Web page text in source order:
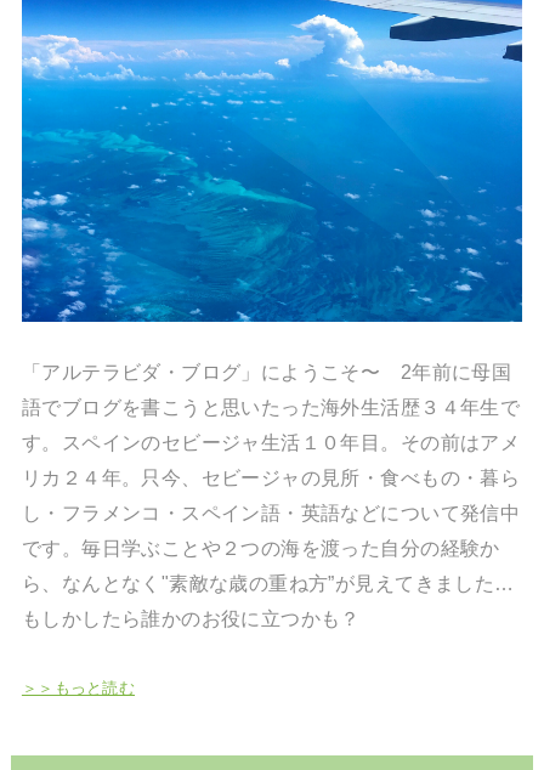
「アルテラビダ・ブログ」にようこそ〜 2年前に母国
語でブログを書こうと思いたった海外生活歴３４年生で
す。スペインのセビージャ生活１０年目。その前はアメ
リカ２４年。只今、セビージャの見所・食べもの・暮ら
し・フラメンコ・スペイン語・英語などについて発信中
です。毎日学ぶことや２つの海を渡った自分の経験か
ら、なんとなく"素敵な歳の重ね方”が見えてきました…
もしかしたら誰かのお役に立つかも？
＞＞もっと読む